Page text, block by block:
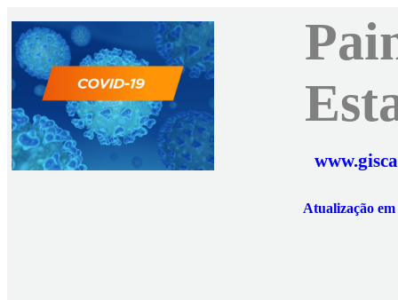
Atualização